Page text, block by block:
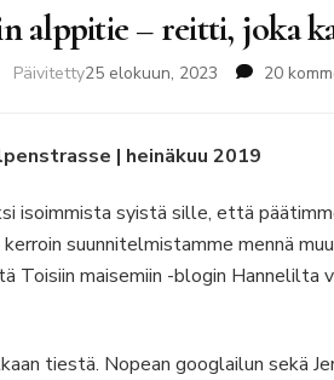
alppitie – reitti, joka
Päivitetty25 elokuun, 2023 20
| heinäkuu 2019
isoimmista syistä sille, että
kerroin suunnitelmistamme mennä
Toisiin maisemiin -blogin Hannelilta
tiestä. Nopean googlailun sekä